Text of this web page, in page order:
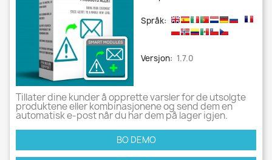
Språk:
Versjon: 1.7.0
Tillater dine kunder å opprette varsler for de utsolgte
produktene eller kombinasjonene og send dem en
automatisk e-post når du har dem på lager igjen.
BO DEMO